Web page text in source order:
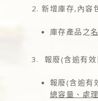
2. 新增庫存,內容
庫存產品之
3. 報廢(含逾有效
報廢(含逾有
總容量、處